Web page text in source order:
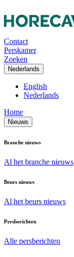
Contact
Perskamer
Zoeken
Nederlands
English
Nederlands
Home
Nieuws
Branche nieuws
Al het branche nieuws
Beurs nieuws
Al het beurs nieuws
Persberichten
Alle persberichten